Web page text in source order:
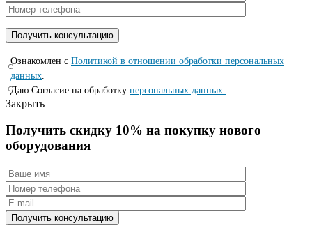
Ознакомлен с Политикой в отношении обработки персональных
данных
Даю Согласие на обработку персональных данных.
Закрыть
Получить скидку 10% на покупку нового
оборудования